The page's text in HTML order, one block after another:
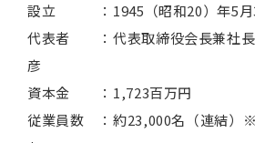
設立 ：1945（昭和20）年5月
代表者 ：代表取締役会長兼社
彦
資本金 ：1,723百万円
従業員数 ：約23,000名（連結）